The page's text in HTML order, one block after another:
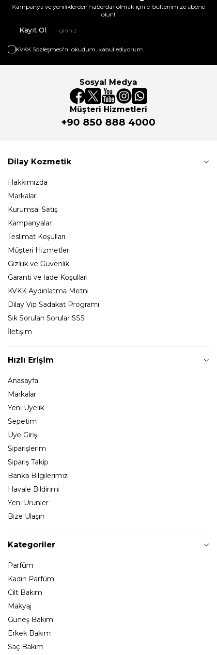
Kampanya ve yeniliklerden haberdar olmak için e-bültenimize abone
olun!
Kayıt Ol
KVKK Sözleşmesi'ni okudum, kabul ediyorum.
Sosyal Medya
Müşteri Hizmetleri
+90 850 888 4000
Dilay Kozmetik
Hakkımızda
Markalar
Kurumsal Satış
Kampanyalar
Teslimat Koşulları
Müşteri Hizmetleri
Gizlilik ve Güvenlik
Garanti ve İade Koşulları
KVKK Aydınlatma Metni
Dilay Vip Sadakat Programı
Sık Sorulan Sorular SSS
İletişim
Hızlı Erişim
Anasayfa
Markalar
Yeni Üyelik
Sepetim
Üye Girişi
Siparişlerim
Sipariş Takip
Banka Bilgilerimiz
Havale Bildirimi
Yeni Ürünler
Bize Ulaşın
Kategoriler
Parfüm
Kadın Parfüm
Cilt Bakım
Makyaj
Güneş Bakım
Erkek Bakım
Saç Bakım